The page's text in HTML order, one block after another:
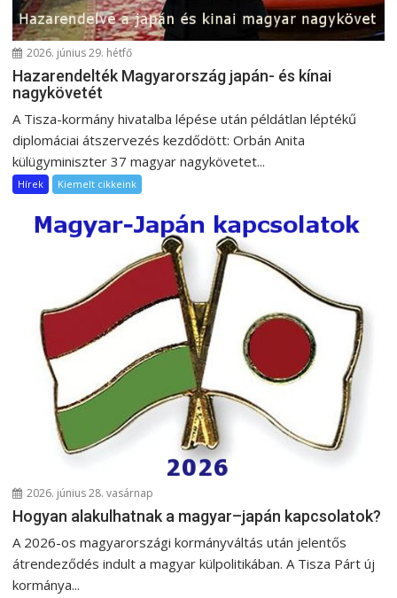
2026. június 29. hétfő
Hazarendelték Magyarország japán- és kínai
nagykövetét
A Tisza-kormány hivatalba lépése után példátlan léptékű
diplomáciai átszervezés kezdődött: Orbán Anita
külügyminiszter 37 magyar nagykövetet...
Hírek Kiemelt cikkeink
2026. június 28. vasárnap
Hogyan alakulhatnak a magyar–japán kapcsolatok?
A 2026-os magyarországi kormányváltás után jelentős
átrendeződés indult a magyar külpolitikában. A Tisza Párt új
kormánya...